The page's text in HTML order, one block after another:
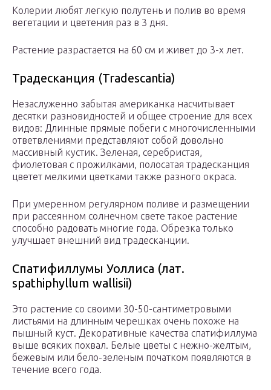
Колерии любят легкую полутень и полив во время
вегетации и цветения раз в 3 дня.
Растение разрастается на 60 см и живет до 3-х лет.
Традесканция (Tradescantia)
Незаслуженно забытая американка насчитывает
десятки разновидностей и общее строение для всех
видов: Длинные прямые побеги с многочисленными
ответвлениями представляют собой довольно
массивный кустик. Зеленая, серебристая,
фиолетовая с прожилками, полосатая традесканция
цветет мелкими цветками также разного окраса.
При умеренном регулярном поливе и размещении
при рассеянном солнечном свете такое растение
способно радовать многие года. Обрезка только
улучшает внешний вид традесканции.
Спатифиллумы Уоллиса (лат.
spathiphyllum wallisii)
Это растение со своими 30-50-сантиметровыми
листьями на длинным черешках очень похоже на
пышный куст. Декоративные качества спатифиллума
выше всяких похвал. Белые цветы с нежно-желтым,
бежевым или бело-зеленым початком появляются в
течение всего года.